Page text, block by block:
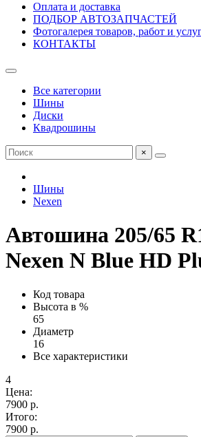
Оплата и доставка
ПОДБОР АВТОЗАПЧАСТЕЙ
Фотогалерея товаров, работ и
КОНТАКТЫ
Все категории
Шины
Диски
Квадрошины
×
Шины
Nexen
Автошина 205/65
Nexen N Blue HD
Код товара
Высота в %
65
Диаметр
16
Все характеристики
4
Цена:
7900 р.
Итого:
7900 р.